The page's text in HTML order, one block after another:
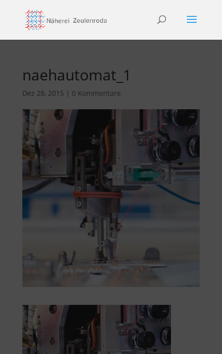
naehautomat_1
Dez 28, 2015 | 0 Kommentare